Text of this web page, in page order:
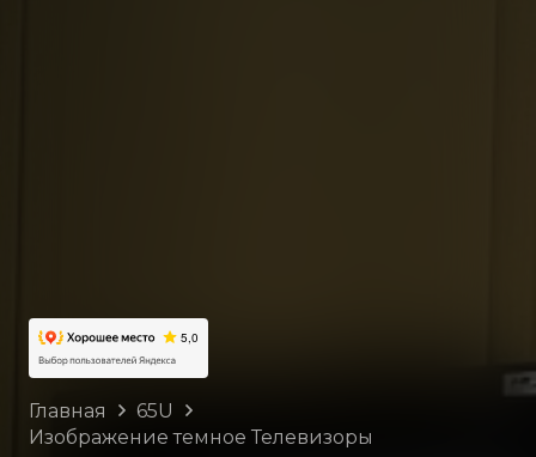
Главная
65U
Изображение темное Телевизоры